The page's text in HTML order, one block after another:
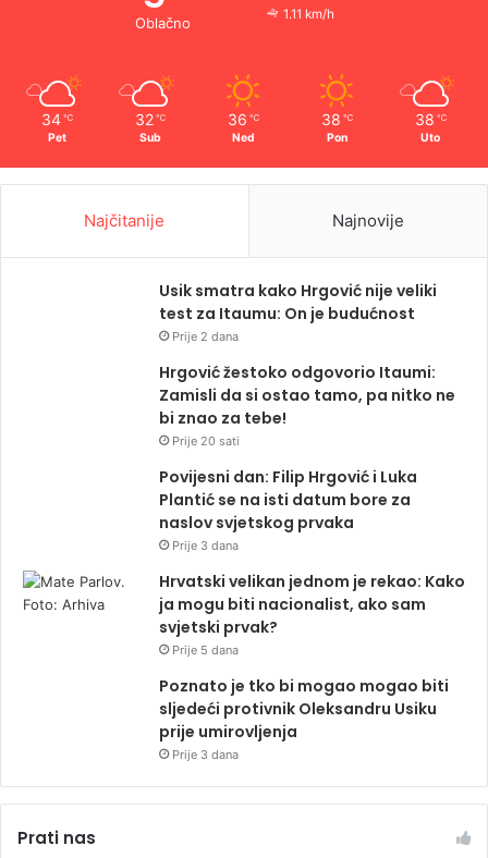
Oblačno
1.11 km/h
34 ℃
Pet
32 ℃
Sub
36 ℃
Ned
38 ℃
Pon
38 ℃
Uto
Najčitanije Najnovije
Usik smatra kako Hrgović nije veliki
test za Itaumu: On je budućnost
Prije 2 dana
Hrgović žestoko odgovorio Itaumi:
Zamisli da si ostao tamo, pa nitko ne
bi znao za tebe!
Prije 20 sati
Povijesni dan: Filip Hrgović i Luka
Plantić se na isti datum bore za
naslov svjetskog prvaka
Prije 3 dana
Hrvatski velikan jednom je rekao: Kako
ja mogu biti nacionalist, ako sam
svjetski prvak?
Prije 5 dana
Poznato je tko bi mogao mogao biti
sljedeći protivnik Oleksandru Usiku
prije umirovljenja
Prije 3 dana
Prati nas